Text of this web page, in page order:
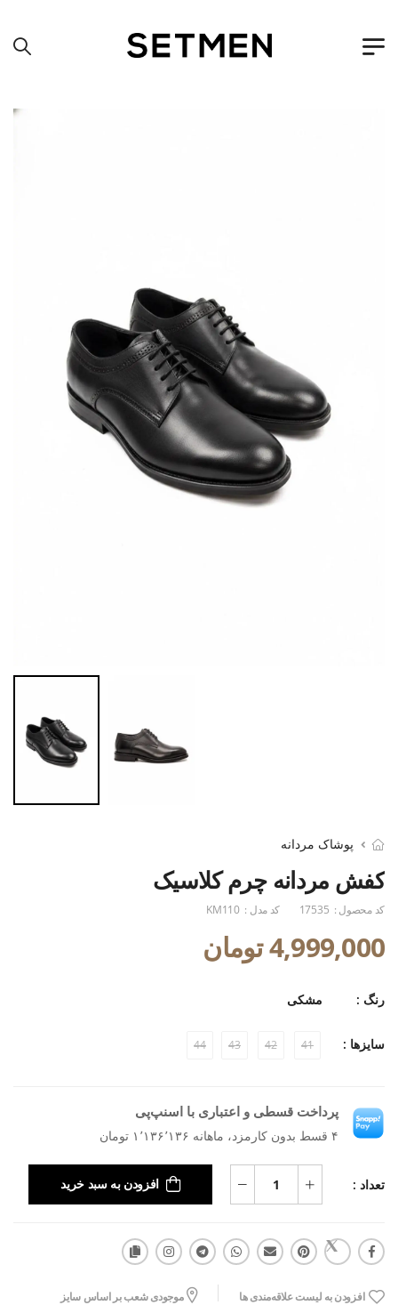
پوشاک مردانه
کفش مردانه چرم کلاسیک
کد محصول : 17535 کد مدل : KM110
4,999,000 تومان
رنگ : مشکی
سایزها : 41
42
43
44
پرداخت قسطی و اعتباری با اسنپ‌پی
۴ قسط بدون کارمزد، ماهانه ۱٬۱۳۶٬۱۳۶ تومان
تعداد : افزودن به سبد خرید
افزودن به لیست علاقه‌مندی ها موجودی شعب بر اساس سایز